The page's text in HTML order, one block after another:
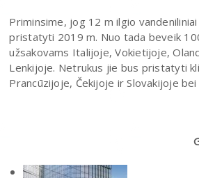
Priminsime, jog 12 m ilgio vandeniliniai
pristatyti 2019 m. Nuo tada beveik
užsakovams Italijoje, Vokietijoje,
Lenkijoje. Netrukus jie bus pristatyti
Prancūzijoje, Čekijoje ir Slovakijoje